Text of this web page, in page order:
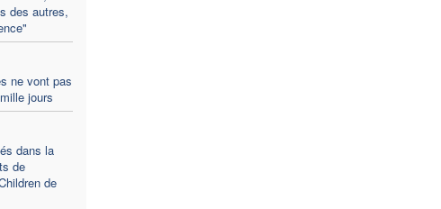
des autres,
ne vont pas
jours
dans la
de
de